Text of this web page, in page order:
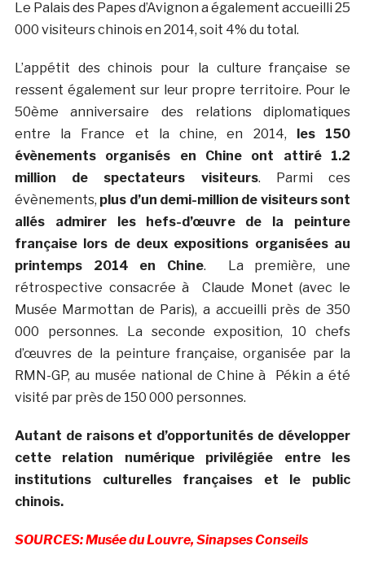
Le Palais des Papes d’Avignon a également accueilli 25
000 visiteurs chinois en 2014, soit 4% du total.
L’appétit des chinois pour la culture française se
ressent également sur leur propre territoire. Pour le
50ème anniversaire des relations diplomatiques
entre la France et la chine, en 2014,
les 150
évènements organisés en Chine ont attiré 1.2
million de spectateurs visiteurs. Parmi ces
évènements, plus d’un demi-million de visiteurs sont
allés admirer les hefs-d’œuvre de la peinture
française lors de deux expositions organisées au
printemps 2014 en Chine. La première, une
rétrospective consacrée à Claude Monet (avec le
Musée Marmottan de Paris), a accueilli près de 350
000 personnes. La seconde exposition, 10 chefs
d’œuvres de la peinture française, organisée par la
RMN-GP, au musée national de Chine à Pékin a été
visité par près de 150 000 personnes.
Autant de raisons et d’opportunités de développer
cette relation numérique privilégiée entre les
institutions culturelles françaises et le public
chinois.
SOURCES: Musée du Louvre, Sinapses Conseils